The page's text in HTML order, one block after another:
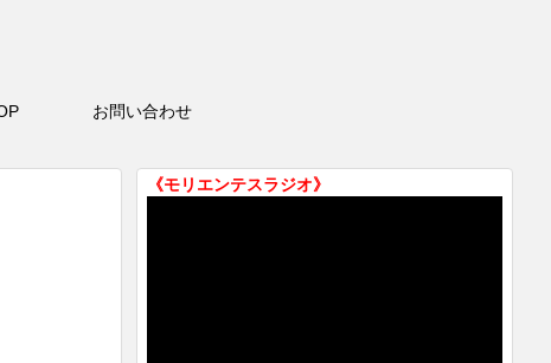
お問い合わせ
《モリエンテスラジオ》